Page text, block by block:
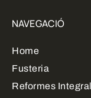
NAVEGACIÓ
Home
Fusteria
Reformes